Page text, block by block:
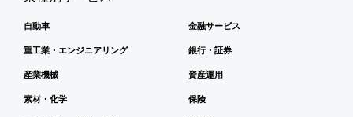
自動車
重工業・エンジニアリング
産業機械
素材・化学
金融サービス
銀行・証券
資産運用
保険